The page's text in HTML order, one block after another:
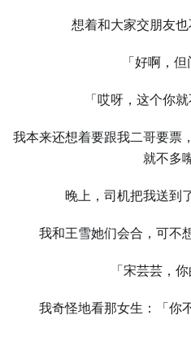
想着和大家交朋友也
「好啊，但
「哎呀，这个你
我本来还想着要跟我二哥要票
就不多
晚上，司机把我送到
我和王雪她们会合，可不
「宋芸芸，
我奇怪地看那女生：「你